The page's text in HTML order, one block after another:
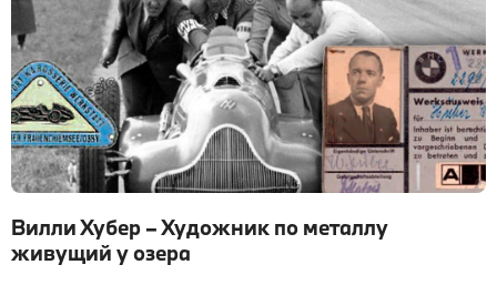
Вилли Хубер – Художник по металлу
живущий у озера